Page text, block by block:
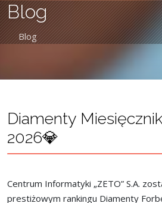
Blog
Blog
Diamenty
2026💎
Centrum Informatyki „ZETO” S.A.
prestiżowym rankingu Diamenty